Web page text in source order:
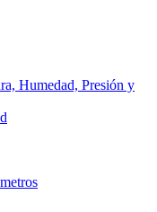
Humedad, Presión y